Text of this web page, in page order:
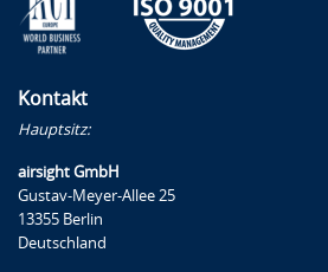
Kontakt
Hauptsitz:
airsight GmbH
Gustav-Meyer-Allee 25
13355 Berlin
Deutschland